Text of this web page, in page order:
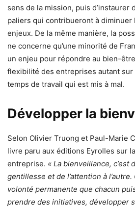
sens de la mission, puis d’instaurer
paliers qui contribueront à diminuer
enjeux. De la même manière, la
ne concerne qu’une minorité de
un enjeu pour répondre au bien-
flexibilité des entreprises autant sur
temps de travail qui est mis à mal.
Développer la
Selon Olivier Truong et Paul-Marie
livre paru aux éditions Eyrolles sur
entreprise. « La bienveillance, c’est
gentillesse et de l’attention à l’autre.
volonté permanente que chacun
prendre des initiatives, développer